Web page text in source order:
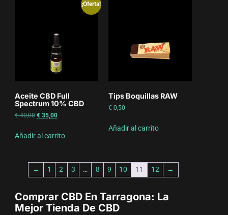
¡Oferta!
Aceite CBD Full
Spectrum 10% CBD
€40,00 €35,00
Añadir al carrito
Tips Boquillas RAW
€ 0,50
Añadir al carrito
← 1 2 3 … 8 9 10 11 12 →
Comprar CBD En Tarragona: La
Mejor Tienda De CBD